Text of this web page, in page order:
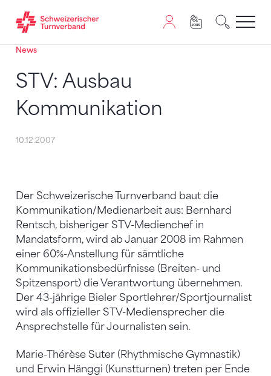
Zum Inhalt springen
Zur Sitemap navigieren
Zum Navigieren dieser Seite wird JavaScript benötigt.
News
STV: Ausbau
Kommunikation
10.12.2007
Der Schweizerische Turnverband baut die
Kommunikation/Medienarbeit aus: Bernhard
Rentsch, bisheriger STV-Medienchef in
Mandatsform, wird ab Januar 2008 im Rahmen
einer 60%-Anstellung für sämtliche
Kommunikationsbedürfnisse (Breiten- und
Spitzensport) die Verantwortung übernehmen.
Der 43-jährige Bieler Sportlehrer/Sportjournalist
wird als offizieller STV-Mediensprecher die
Ansprechstelle für Journalisten sein.
Marie-Thérèse Suter (Rhythmische Gymnastik)
und Erwin Hänggi (Kunstturnen) treten per Ende